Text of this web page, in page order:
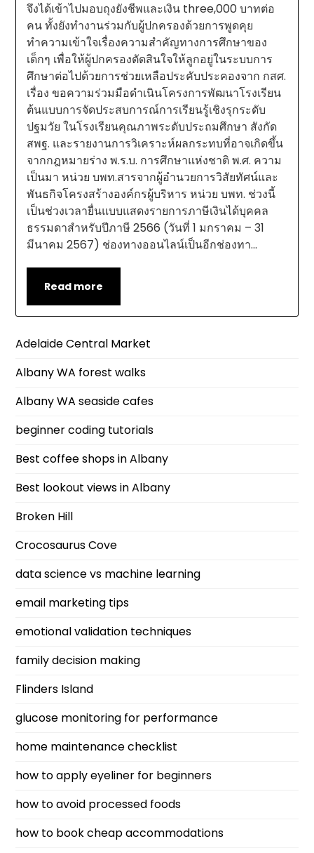
จึงได้เข้าไปมอบถุงยังชีพและเงิน three,000 บาทต่อ
คน ทั้งยังทำงานร่วมกับผู้ปกครองด้วยการพูดคุย
ทำความเข้าใจเรื่องความสำคัญทางการศึกษาของ
เด็กๆ เพื่อให้ผู้ปกครองตัดสินใจให้ลูกอยู่ในระบบการ
ศึกษาต่อไปด้วยการช่วยเหลือประคับประคองจาก กสศ.
เรื่อง ขอความร่วมมือดำเนินโครงการพัฒนาโรงเรียน
ต้นแบบการจัดประสบการณ์การเรียนรู้เชิงรุกระดับ
ปฐมวัย ในโรงเรียนคุณภาพระดับประถมศึกษา สังกัด
สพฐ. และรายงานการวิเคราะห์ผลกระทบที่อาจเกิดขึ้น
จากกฎหมายร่าง พ.ร.บ. การศึกษาแห่งชาติ พ.ศ. ความ
เป็นมา หน่วย บพท.สารจากผู้อำนวยการวิสัยทัศน์และ
พันธกิจโครงสร้างองค์กรผู้บริหาร หน่วย บพท. ช่วงนี้
เป็นช่วงเวลายื่นแบบแสดงรายการภาษีเงินได้บุคคล
ธรรมดาสำหรับปีภาษี 2566 (วันที่ 1 มกราคม – 31
มีนาคม 2567) ช่องทางออนไลน์เป็นอีกช่องทา…
Read more
Adelaide Central Market
Albany WA forest walks
Albany WA seaside cafes
beginner coding tutorials
Best coffee shops in Albany
Best lookout views in Albany
Broken Hill
Crocosaurus Cove
data science vs machine learning
email marketing tips
emotional validation techniques
family decision making
Flinders Island
glucose monitoring for performance
home maintenance checklist
how to apply eyeliner for beginners
how to avoid processed foods
how to book cheap accommodations